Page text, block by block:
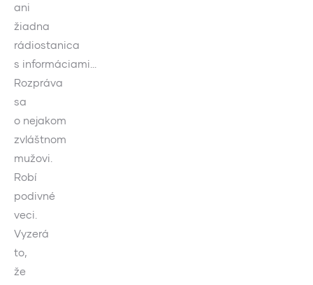
ani
žiadna
rádiostanica
s informáciami…
Rozpráva
sa
o nejakom
zvláštnom
mužovi.
Robí
podivné
veci.
Vyzerá
to,
že